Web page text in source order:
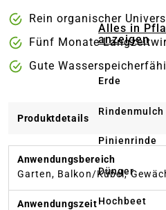
Alles in
anzeigen
Erde
Rindenmulch
Pinienrinde
Dünger
Hochbeet
Rein organischer
Fünf Monate
Gute
Produktdetails
Anwendungsbereich
Garten, Balkon/​Kübel,
Anwendungszeit